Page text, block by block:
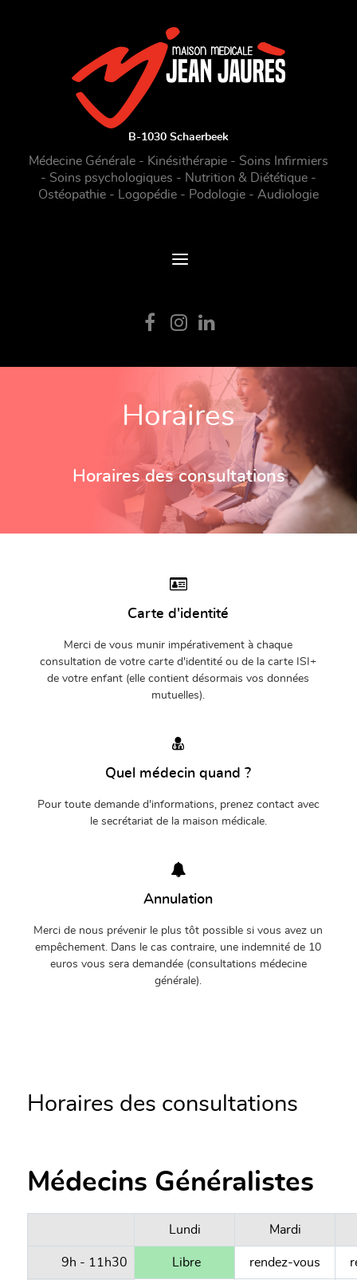
B-1030 Schaerbeek
Médecine Générale - Kinésithérapie - Soins Infirmiers
- Soins psychologiques - Nutrition & Diététique -
Ostéopathie - Logopédie - Podologie - Audiologie
Horaires
Horaires des consultations
Carte d'identité
Merci de vous munir impérativement à chaque
consultation de votre carte d'identité ou de la carte ISI+
de votre enfant (elle contient désormais vos données
mutuelles).
Quel médecin quand ?
Pour toute demande d'informations, prenez contact avec
le secrétariat de la maison médicale.
Annulation
Merci de nous prévenir le plus tôt possible si vous avez un
empêchement. Dans le cas contraire, une indemnité de 10
euros vous sera demandée (consultations médecine
générale).
Horaires des consultations
Médecins Généralistes
Lundi Mardi
9h - 11h30 Libre rendez-vous